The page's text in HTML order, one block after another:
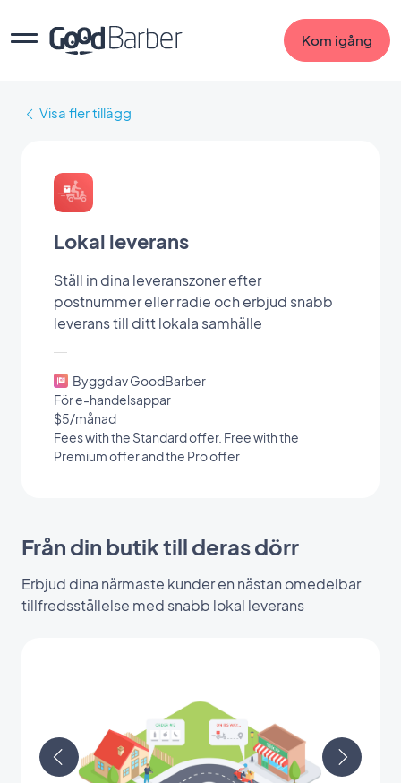
Kom igång
Visa fler tillägg
Lokal leverans
Ställ in dina leveranszoner efter
postnummer eller radie och erbjud snabb
leverans till ditt lokala samhälle
Byggd av GoodBarber
För e-handelsappar
$5/månad
Fees with the Standard offer. Free with the
Premium offer and the Pro offer
Från din butik till deras dörr
Erbjud dina närmaste kunder en nästan omedelbar
tillfredsställelse med snabb lokal leverans